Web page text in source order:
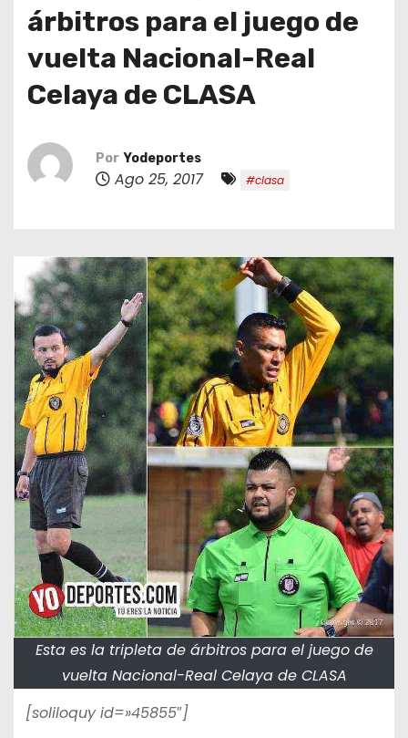
árbitros para el juego de
vuelta Nacional-Real
Celaya de CLASA
Por Yodeportes
Ago 25, 2017 #clasa
Esta es la tripleta de árbitros para el juego de
vuelta Nacional-Real Celaya de CLASA
[soliloquy id=»45855″]